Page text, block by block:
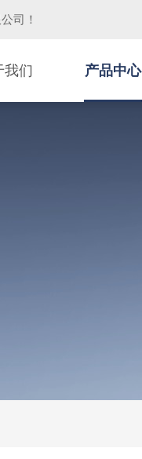
司 ！
我们 产品中心